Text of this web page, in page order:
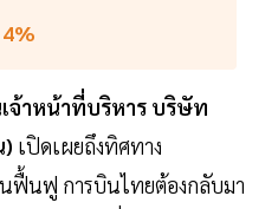
4%
จ้าหน้าที่บริหาร บริษัท
) เปิดเผยถึงทิศทาง
ฟื้นฟู การบินไทยต้องกลับมา